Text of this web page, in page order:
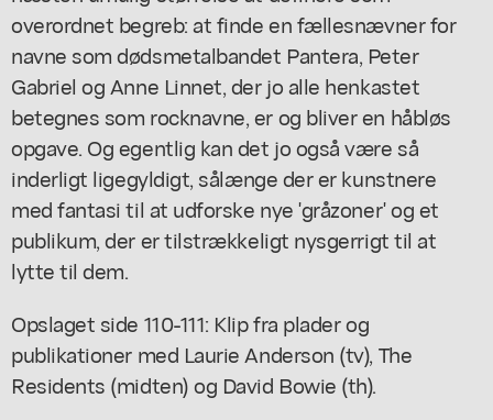
overordnet begreb: at finde en fællesnævner for
navne som dødsmetalbandet Pantera, Peter
Gabriel og Anne Linnet, der jo alle henkastet
betegnes som rocknavne, er og bliver en håbløs
opgave. Og egentlig kan det jo også være så
inderligt ligegyldigt, sålænge der er kunstnere
med fantasi til at udforske nye 'gråzoner' og et
publikum, der er tilstrækkeligt nysgerrigt til at
lytte til dem.
Opslaget side 110-111: Klip fra plader og
publikationer med Laurie Anderson (tv), The
Residents (midten) og David Bowie (th).